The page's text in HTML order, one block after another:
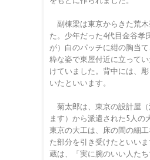
副棟梁は東京からきた荒
た。少年だった4代目金谷孝
が）白のパッチに紺の胸当
粋な姿で東屋付近に立って
けていました。背中には、
いたといいます。
菊太郎は、東京の設計屋
ます）から派遣された5人の
東京の大工は、床の間の細
た部分を引き受けたといい
蔵は、「実に腕のいい人た